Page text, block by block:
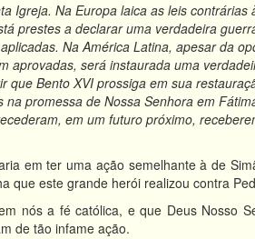
Igreja. Na Europa laica as leis contrárias
prestes a declarar uma verdadeira
Na América Latina, apesar da
aprovadas, será instaurada uma
Bento XVI prossiga em sua
promessa de Nossa Senhora em
em um futuro próximo,
em ter uma ação semelhante à de
que este grande herói realizou contra
nós a fé católica, e que Deus Nosso
de tão infame ação.